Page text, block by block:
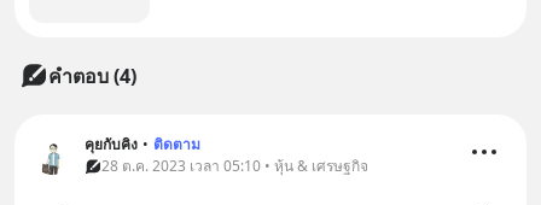
คำตอบ (4)
คุยกับคิง • ติดตาม
28 ต.ค. 2023 เวลา 05:10 • หุ้น & เศรษฐกิจ